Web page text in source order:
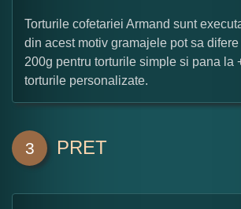
Torturile cofetariei Armand sunt
din acest motiv gramajele pot sa
200g pentru torturile simple si pana la
torturile personalizate.
3 PRET